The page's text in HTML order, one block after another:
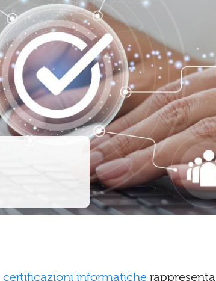
certificazioni informatiche rappresenta